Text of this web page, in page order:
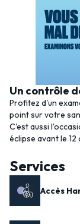
Un contrôle
Profitez d'un
point sur votre
C'est aussi
éclipse avant le
Services
Accès